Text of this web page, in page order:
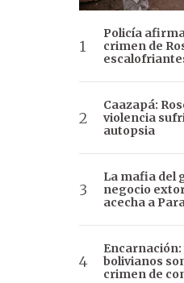
Policía
crimen de
Caazapá:
violencia
autopsia
La mafia del
negocio
acecha a
bolivianos
crimen de